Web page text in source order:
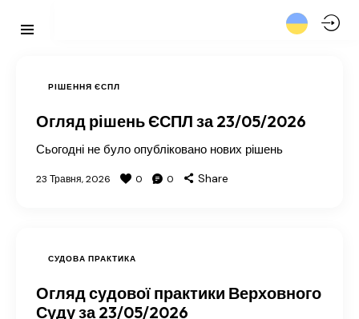
РІШЕННЯ ЄСПЛ
Огляд рішень ЄСПЛ за 23/05/2026
Сьогодні не було опубліковано нових рішень
23 Травня, 2026 0 0 Share
СУДОВА ПРАКТИКА
Огляд судової практики Верховного
Суду за 23/05/2026